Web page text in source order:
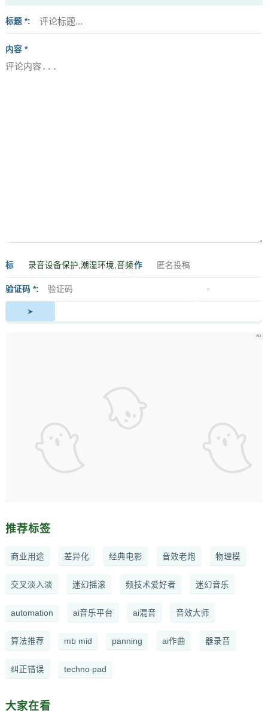
标题 *
内容 *
标
签
作
验证码 *
推荐标签
商业用途 差异化 经典电影 音效老炮 物理模
交叉淡入淡 迷幻摇滚 频技术爱好者 迷幻音乐
automation ai音乐平台 ai混音 音效大师
算法推荐 mb mid panning ai作曲 器录音
纠正错误 techno pad
大家在看